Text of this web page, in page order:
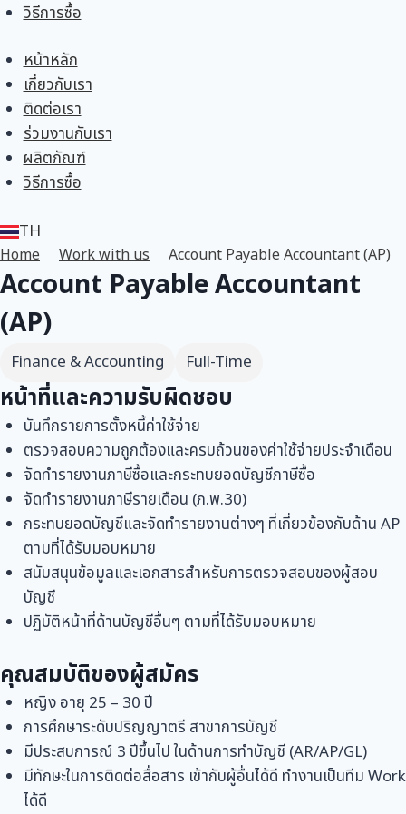
วิธีการซื้อ
หน้าหลัก
เกี่ยวกับเรา
ติดต่อเรา
ร่วมงานกับเรา
ผลิตภัณฑ์
วิธีการซื้อ
TH
EN
Home Work with us Account Payable Accountant (AP)
Account Payable Accountant
(AP)
Finance & Accounting Full-Time
หน้าที่และความรับผิดชอบ
บันทึกรายการตั้งหนี้ค่าใช้จ่าย
ตรวจสอบความถูกต้องและครบถ้วนของค่าใช้จ่ายประจำเดือน
จัดทำรายงานภาษีซื้อและกระทบยอดบัญชีภาษีซื้อ
จัดทำรายงานภาษีรายเดือน (ภ.พ.30)
กระทบยอดบัญชีและจัดทำรายงานต่างๆ ที่เกี่ยวข้องกับด้าน AP
ตามที่ได้รับมอบหมาย
สนับสนุนข้อมูลและเอกสารสำหรับการตรวจสอบของผู้สอบ
บัญชี
ปฏิบัติหน้าที่ด้านบัญชีอื่นๆ ตามที่ได้รับมอบหมาย
คุณสมบัติของผู้สมัคร
หญิง อายุ 25 – 30 ปี
การศึกษาระดับปริญญาตรี สาขาการบัญชี
มีประสบการณ์ 3 ปีขึ้นไป ในด้านการทำบัญชี (AR/AP/GL)
มีทักษะในการติดต่อสื่อสาร เข้ากับผู้อื่นได้ดี ทำงานเป็นทีม Work
ได้ดี